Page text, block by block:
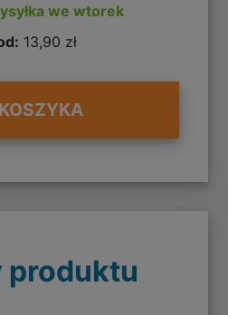
we wtorek
13,90 zł
produktu